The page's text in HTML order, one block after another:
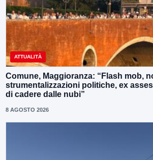
ATTUALITÀ
Comune, Maggioranza: “Flash mob,
strumentalizzazioni politiche, ex
di cadere dalle nubi”
8 AGOSTO 2026